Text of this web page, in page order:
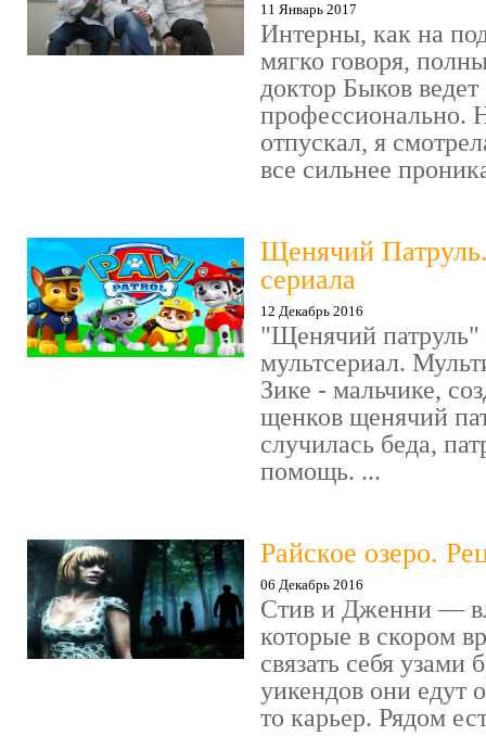
11 Январь 2017
Интерны, как на
мягко говоря,
доктор Быков ведет
профессионально.
отпускал, я
все сильнее
Щенячий
сериала
12 Декабрь 2016
"Щенячий патруль"
мультсериал.
Зике - мальчике,
щенков щенячий
случилась беда,
помощь. ...
Райское озеро.
06 Декабрь 2016
Стив и Дженни —
которые в скором
связать себя узами
уикендов они едут
то карьер. Рядом